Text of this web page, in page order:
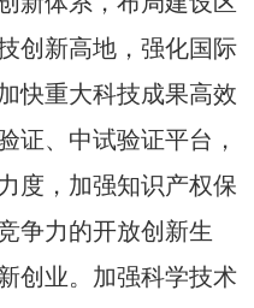
创新高地，强化国际
快重大科技成果高效
证、中试验证平台，
度，加强知识产权保
争力的开放创新生
创业。加强科学技术